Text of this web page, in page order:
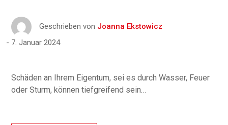
Geschrieben von Joanna Ekstowicz
7. Januar 2024
Schäden an Ihrem Eigentum, sei es durch Wasser, Feuer
oder Sturm, können tiefgreifend sein…